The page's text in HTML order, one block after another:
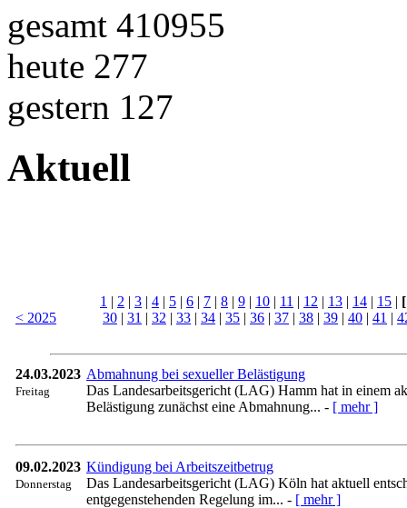
gesamt 410955
heute 277
gestern 127
Aktuell
< 2025
1 | 2 | 3 | 4 | 5 | 6 | 7 | 8 | 9 | 10 | 11 | 12 | 13 | 14 | 15 |
30 | 31 | 32 | 33 | 34 | 35 | 36 | 37 | 38 | 39 | 40 | 41 |
24.03.2023
Freitag
Abmahnung bei sexueller Belästigung
Das Landesarbeitsgericht (LAG) Hamm hat in einem
Belästigung zunächst eine Abmahnung... - [ mehr ]
09.02.2023
Donnerstag
Kündigung bei Arbeitszeitbetrug
Das Landesarbeitsgericht (LAG) Köln hat aktuell
entgegenstehenden Regelung im... - [ mehr ]